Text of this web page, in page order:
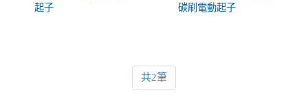
起子
碳刷電動起子
共2筆